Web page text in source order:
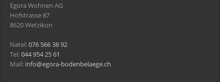
Egora Wohnen AG
Hofstrasse 87
8620 Wetzikon
Natel:076 566 38 92
Tel:044 954 25 61
Mail: info@egora-bodenbelaege.ch